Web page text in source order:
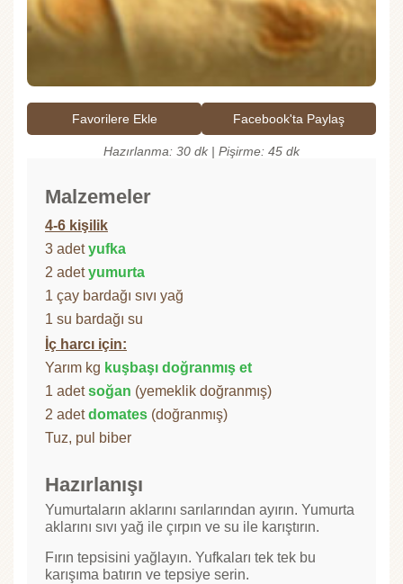
Favorilere Ekle Facebook'ta Paylaş
Hazırlanma: 30 dk | Pişirme: 45 dk
Malzemeler
4-6 kişilik
3 adetyufka
2 adetyumurta
1 çay bardağı sıvı yağ
1 su bardağı su
İç harcı için:
Yarım kg kuşbaşı doğranmış et
1 adetsoğan (yemeklik doğranmış)
2 adetdomates (doğranmış)
Tuz, pul biber
Hazırlanışı
Yumurtaların aklarını sarılarından ayırın. Yumurta
aklarını sıvı yağ ile çırpın ve su ile karıştırın.
Fırın tepsisini yağlayın. Yufkaları tek tek bu
karışıma batırın ve tepsiye serin.